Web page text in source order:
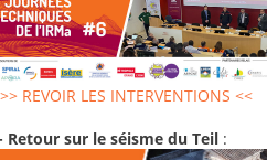
>> REVOIR LES INTERVENTIONS <<
Retour sur le séisme du Teil :